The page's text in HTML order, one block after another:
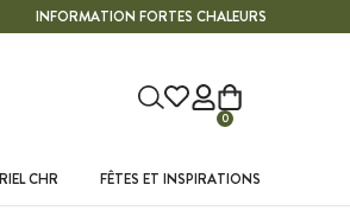
INFORMATION FORTES CHALEURS
0
CHR FÊTES ET INSPIRATIONS